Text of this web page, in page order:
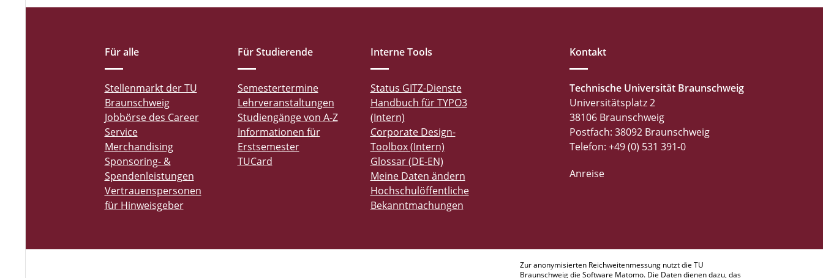
Für alle
Stellenmarkt der TU
Braunschweig
Jobbörse des Career
Service
Merchandising
Sponsoring- &
Spendenleistungen
Vertrauenspersonen
für Hinweisgeber
Für Studierende
Semestertermine
Lehrveranstaltungen
Studiengänge von A-Z
Informationen für
Erstsemester
TUCard
Interne Tools
Status GITZ-Dienste
Handbuch für TYPO3
(Intern)
Corporate Design-
Toolbox (Intern)
Glossar (DE-EN)
Meine Daten ändern
Hochschulöffentliche
Bekanntmachungen
Kontakt
Technische Universität Braunschweig
Universitätsplatz 2
38106 Braunschweig
Postfach: 38092 Braunschweig
Telefon: +49 (0) 531 391-0
Anreise
Zur anonymisierten Reichweitenmessung nutzt die TU
Braunschweig die Software Matomo. Die Daten dienen dazu, das